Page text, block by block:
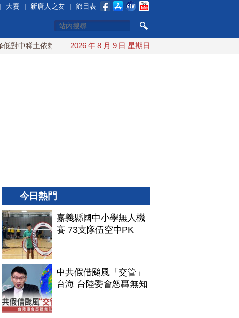
| 大賽 | 新唐人之友 | 節目表
中稀土依賴 川普宣布礦業投資20億美元
2026 年 8 月 9 日 星期日
今日熱門
嘉義縣國中小學無人機
賽 73支隊伍空中PK
中共假借颱風「交管」
台海 台陸委會怒轟無知